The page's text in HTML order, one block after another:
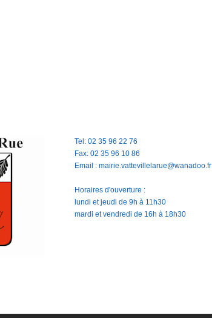
Tel: 02 35 96 22 76
Fax: 02 35 96 10 86
Email : mairie.vattevillelarue@wanadoo.fr
Horaires d'ouverture :
lundi et jeudi de 9h à 11h30
mardi et vendredi de 16h à 18h30